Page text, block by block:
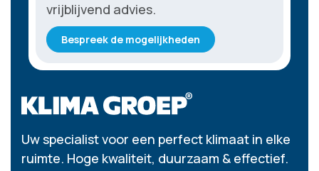
vrijblijvend advies.
Bespreek de mogelijkheden
Uw specialist voor een perfect klimaat in elke
ruimte. Hoge kwaliteit, duurzaam & effectief.